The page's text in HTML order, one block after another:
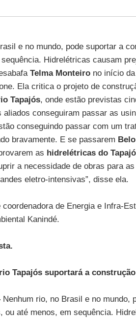
e no mundo, pode suportar a
Hidrelétricas causam
Telma Monteirono início da
Ela critica o projeto de
Tapajós, onde estão previstas
aliados conseguiram passar as
conseguindo passar com um
bravamente. E se passarem
as hidrelétricas do
a necessidade de obras para
eletro-intensivas”, disse ela.
coordenadora de Energia e Infra-
Kanindé.
Tapajós suportará a
Nenhum rio, no Brasil e no mundo,
ou até menos, em sequência.